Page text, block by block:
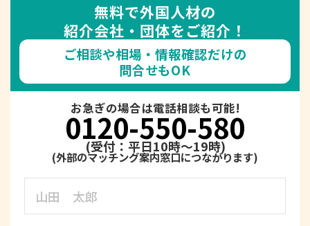
無料で外国人材の
紹介会社・団体をご紹介！
ご相談や相場・情報確認だけの
問合せもOK
お急ぎの場合は電話相談も可能!
0120-550-580
(受付：平日10時～19時)